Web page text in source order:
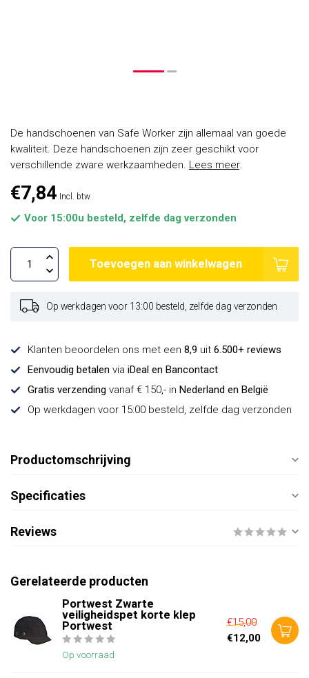
De handschoenen van Safe Worker zijn allemaal van goede
kwaliteit. Deze handschoenen zijn zeer geschikt voor
verschillende zware werkzaamheden. Lees meer.
€7,84 Incl. btw
Voor 15:00u besteld, zelfde dag verzonden
Toevoegen aan winkelwagen
Op werkdagen voor 13:00 besteld, zelfde dag verzonden
Klanten beoordelen ons met een 8,9 uit 6.500+ reviews
Eenvoudig betalen via iDeal en Bancontact
Gratis verzending vanaf € 150,- in Nederland en België
Op werkdagen voor 15:00 besteld, zelfde dag verzonden
Productomschrijving
Specificaties
Reviews
Gerelateerde producten
Portwest Zwarte
veiligheidspet korte klep
Portwest
Op voorraad
€15,00
€12,00